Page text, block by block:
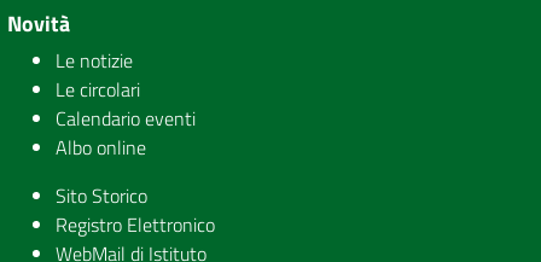
Novità
Le notizie
Le circolari
Calendario eventi
Albo online
Sito Storico
Registro Elettronico
WebMail di Istituto